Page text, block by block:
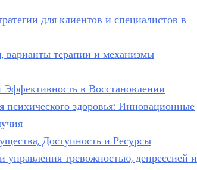
для клиентов и специалистов в
варианты терапии и механизмы
в Восстановлении
здоровья: Инновационные
Доступность и Ресурсы
управления тревожностью, депрессией и